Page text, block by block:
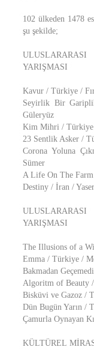
102 ülkeden 1478
şu şekilde;
YARIŞMASI
Kavur / Türkiye /
Seyirlik Bir
Güleryüz
Kim Mihri / Türkiye
23 Sentlik Asker /
Corona Yoluna
Sümer
A Life On The
Destiny / İran /
YARIŞMASI
The Illusions of a
Emma / Türkiye /
Bakmadan
Algoritm of Beauty
Bisküvi ve Gazoz /
Dün Bugün Yarın /
Çamurla Oynayan
KÜLTÜREL